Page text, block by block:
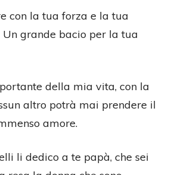
con la tua forza e la tua
grande bacio per la tua
della mia vita, con la
altro potrà mai prendere il
amore.
li dedico a te papà, che sei